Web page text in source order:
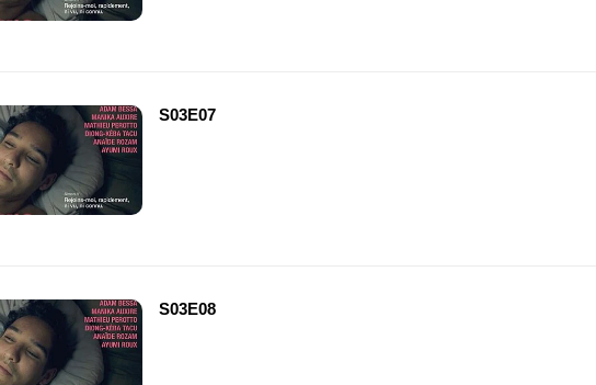
S03E07
S03E08